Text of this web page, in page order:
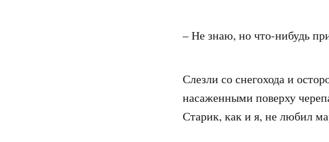
– Не знаю, но что-нибудь
Слезли со снегохода и
насаженными поверху
Старик, как и я, не любил